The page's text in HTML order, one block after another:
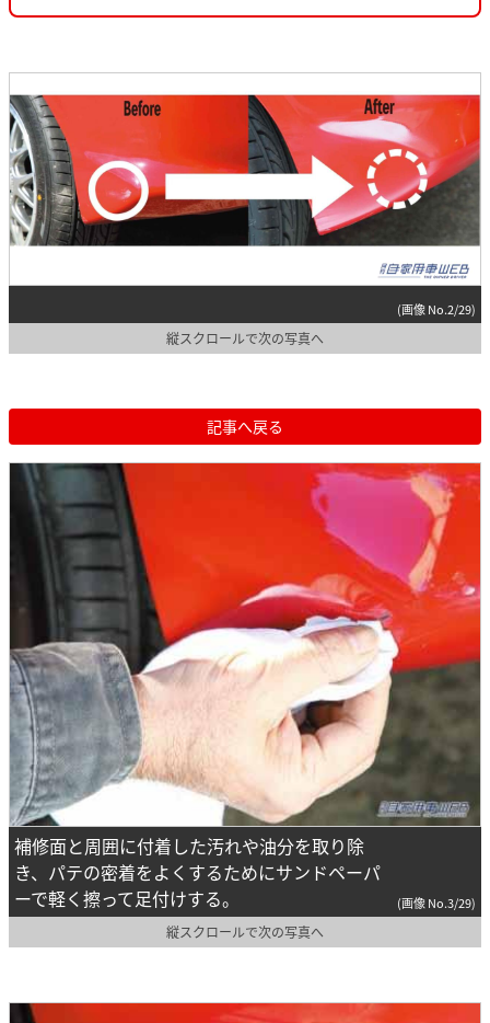
(画像 No.2/29)
縦スクロールで次の写真へ
記事へ戻る
補修面と周囲に付着した汚れや油分を取り除
き、パテの密着をよくするためにサンドペーパ
ーで軽く擦って足付けする。
(画像 No.3/29)
縦スクロールで次の写真へ